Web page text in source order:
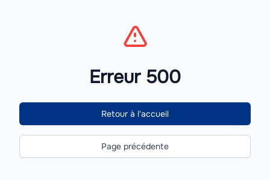
Erreur 500
Retour à l'accueil
Page précédente